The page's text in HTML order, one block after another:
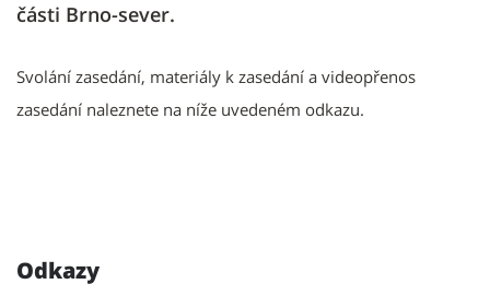
části Brno-sever.
Svolání zasedání, materiály k zasedání a videopřenos
zasedání naleznete na níže uvedeném odkazu.
Odkazy